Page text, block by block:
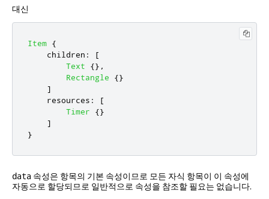
대신
Item {
children :
[
Text
{},
Rectangle
{}
]
resources :
[
Timer
{}
]
}
data 속성은 항목의 기본 속성이므로 모든 자식 항목이 이 속성에
자동으로 할당되므로 일반적으로 속성을 참조할 필요는 없습니다.